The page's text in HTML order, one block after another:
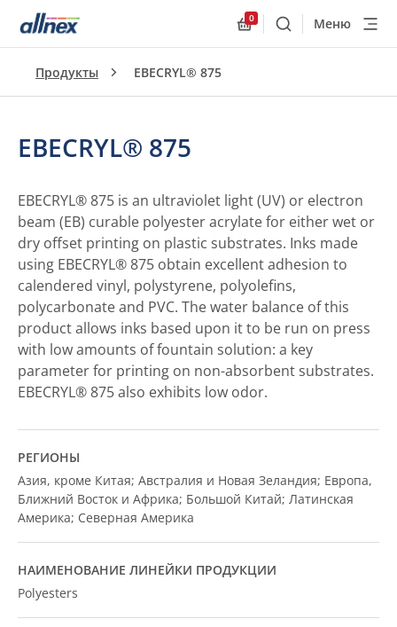
0
ПоискМеню
Продукты EBECRYL® 875
EBECRYL® 875
EBECRYL® 875 is an ultraviolet light (UV) or electron
beam (EB) curable polyester acrylate for either wet or
dry offset printing on plastic substrates. Inks made
using EBECRYL® 875 obtain excellent adhesion to
calendered vinyl, polystyrene, polyolefins,
polycarbonate and PVC. The water balance of this
product allows inks based upon it to be run on press
with low amounts of fountain solution: a key
parameter for printing on non-absorbent substrates.
EBECRYL® 875 also exhibits low odor.
РЕГИОНЫ
Азия, кроме Китая; Австралия и Новая Зеландия; Европа,
Ближний Восток и Африка; Большой Китай; Латинская
Америка; Северная Америка
НАИМЕНОВАНИЕ ЛИНЕЙКИ ПРОДУКЦИИ
Polyesters